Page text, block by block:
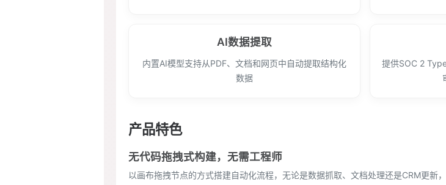
AI数据提取
内置AI模型支持从PDF、文档和网页中自动提取结构化
数据
提供SOC 2
产品特色
无代码拖拽式构建，无需工程师
以画布拖拽节点的方式搭建自动化流程，无论是数据抓取、文档处理还是CRM更新